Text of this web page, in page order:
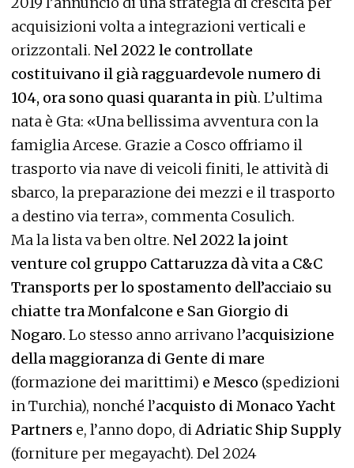
acquisizioni volta a integrazioni verticali e
orizzontali. Nel 2022 le controllate
costituivano il già ragguardevole numero di
104, ora sono quasi quaranta in più. L’ultima
nata è Gta: «Una bellissima avventura con la
famiglia Arcese. Grazie a Cosco offriamo il
trasporto via nave di veicoli finiti, le attività di
sbarco, la preparazione dei mezzi e il trasporto
a destino via terra», commenta Cosulich.
Ma la lista va ben oltre. Nel 2022 la joint
venture col gruppo Cattaruzza dà vita a C&C
Transports per lo spostamento dell’acciaio su
chiatte tra Monfalcone e San Giorgio di
Nogaro. Lo stesso anno arrivano l’acquisizione
della maggioranza di Gente di mare
(formazione dei marittimi) e Mesco (spedizioni
in Turchia), nonché l’acquisto di Monaco Yacht
Partners e, l’anno dopo, diAdriatic Ship Supply
(forniture per megayacht). Del 2024